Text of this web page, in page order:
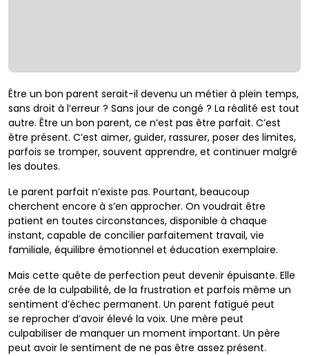
Être un bon parent serait-il devenu un métier à plein temps,
sans droit à l’erreur ? Sans jour de congé ? La réalité est tout
autre. Être un bon parent, ce n’est pas être parfait. C’est
être présent. C’est aimer, guider, rassurer, poser des limites,
parfois se tromper, souvent apprendre, et continuer malgré
les doutes.
Le parent parfait n’existe pas. Pourtant, beaucoup
cherchent encore à s’en approcher. On voudrait être
patient en toutes circonstances, disponible à chaque
instant, capable de concilier parfaitement travail, vie
familiale, équilibre émotionnel et éducation exemplaire.
Mais cette quête de perfection peut devenir épuisante. Elle
crée de la culpabilité, de la frustration et parfois même un
sentiment d’échec permanent. Un parent fatigué peut
se reprocher d’avoir élevé la voix. Une mère peut
culpabiliser de manquer un moment important. Un père
peut avoir le sentiment de ne pas être assez présent.